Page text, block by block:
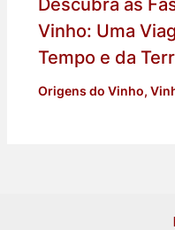
Vinho: Uma
Tempo e da
Origens do Vinho,